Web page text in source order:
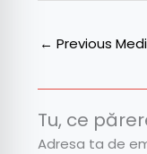
← Previous
Tu, ce
Adresa ta de